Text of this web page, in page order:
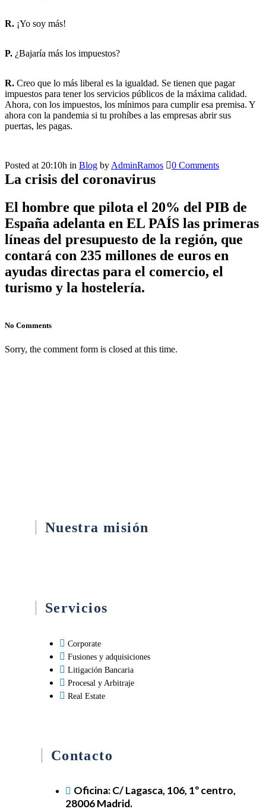
La crisis del coronavirus
Posted at 20:10h in Blog by AdminRamos 0 Comments
El hombre que pilota el 20% del PIB de
España adelanta en EL PAÍS las primeras
líneas del presupuesto de la región, que
contará con 235 millones de euros en
ayudas directas para el comercio, el
turismo y la hostelería.
R. ¡Yo soy más!
P. ¿Bajaría más los impuestos?
R. Creo que lo más liberal es la igualdad. Se tienen que pagar
impuestos para tener los servicios públicos de la máxima calidad.
Ahora, con los impuestos, los mínimos para cumplir esa premisa. Y
ahora con la pandemia si tu prohíbes a las empresas abrir sus
puertas, les pagas.
No Comments
Sorry, the comment form is closed at this time.
Nuestra misión
Servicios
Corporate
Fusiones y adquisiciones
Litigación Bancaria
Procesal y Arbitraje
Real Estate
Contacto
Oficina: C/ Lagasca, 106, 1º centro,
28006 Madrid.